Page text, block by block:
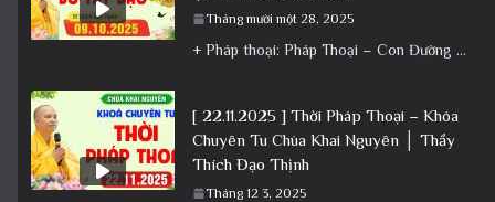
Tháng mười một 28, 2025
+ Pháp thoại: Pháp Thoại – Con Đường Bồ Tát Đạo │TT. Thích Đạo Thịnh + Album: Pháp Thoại +
[ 22.11.2025 ] Thời Pháp Thoại – Khóa
Chuyên Tu Chùa Khai Nguyên │ Thầy
Thích Đạo Thịnh
Tháng 12 3, 2025